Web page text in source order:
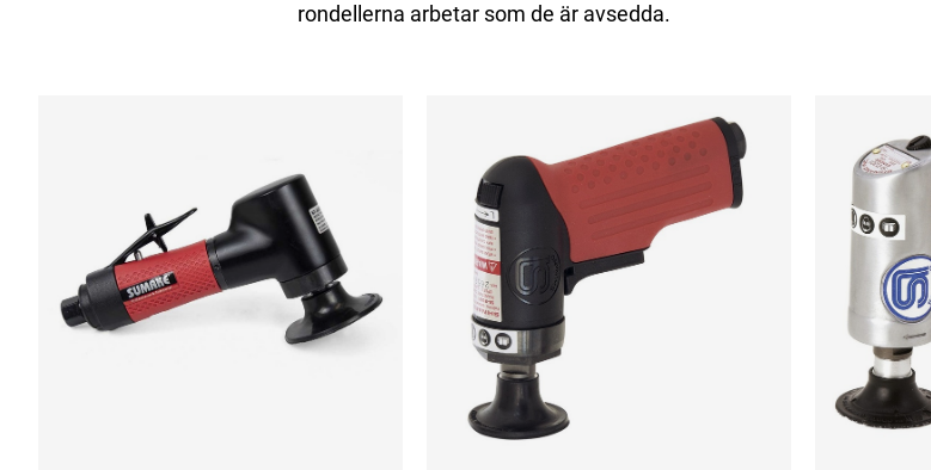
rondellerna arbetar som de är avsedda.